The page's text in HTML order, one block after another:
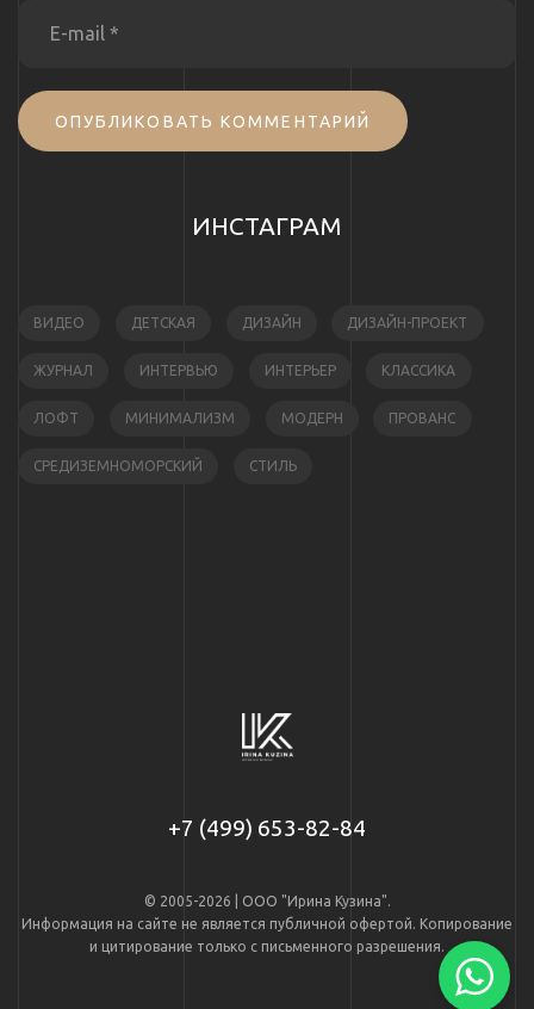
ОПУБЛИКОВАТЬ КОММЕНТАРИЙ
ИНСТАГРАМ
ВИДЕО ДЕТСКАЯ ДИЗАЙН ДИЗАЙН-ПРОЕКТ
ЖУРНАЛ ИНТЕРВЬЮ ИНТЕРЬЕР КЛАССИКА
ЛОФТ МИНИМАЛИЗМ МОДЕРН ПРОВАНС
СРЕДИЗЕМНОМОРСКИЙ СТИЛЬ
+7 (499) 653-82-84
© 2005-2026 | ООО "Ирина Кузина".
Информация на сайте не является публичной офертой. Копирование
и цитирование только с письменного разрешения.